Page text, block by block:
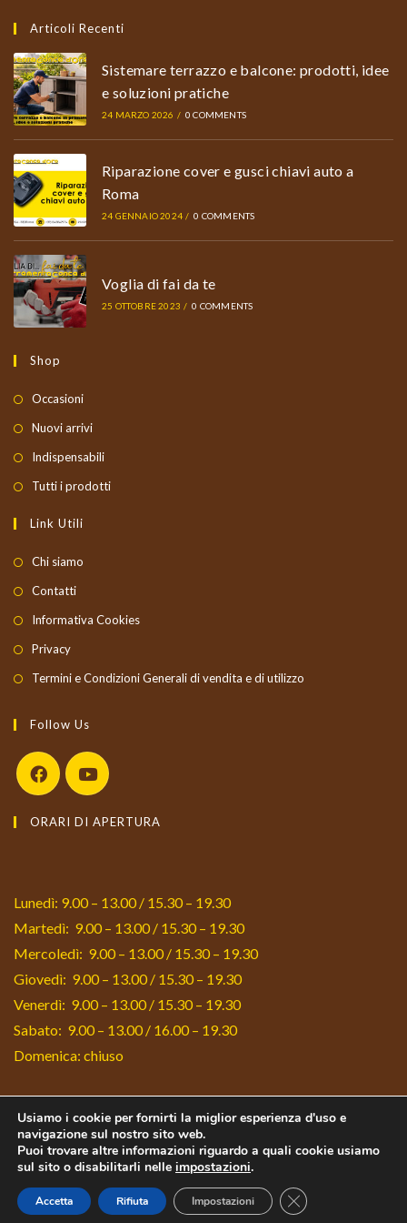
Articoli Recenti
Sistemare terrazzo e balcone: prodotti, idee
e soluzioni pratiche
24 MARZO 2026 / 0 COMMENTS
Riparazione cover e gusci chiavi auto a
Roma
24 GENNAIO 2024 / 0 COMMENTS
Voglia di fai da te
25 OTTOBRE 2023 / 0 COMMENTS
Shop
Occasioni
Nuovi arrivi
Indispensabili
Tutti i prodotti
Link Utili
Chi siamo
Contatti
Informativa Cookies
Privacy
Termini e Condizioni Generali di vendita e di utilizzo
Follow Us
in
tab
in
tab
ORARI DI APERTURA
Lunedì: 9.00 – 13.00 / 15.30 – 19.30
Martedì: 9.00 – 13.00 / 15.30 – 19.30
Mercoledì: 9.00 – 13.00 / 15.30 – 19.30
Giovedì: 9.00 – 13.00 / 15.30 – 19.30
Venerdì: 9.00 – 13.00 / 15.30 – 19.30
Sabato: 9.00 – 13.00 / 16.00 – 19.30
Domenica: chiuso
Ferramenta Conca d'Oro srl © Copyright 2023 All Rights Reserved | P.Iva:
01733461006 | Website powered by TZ Comunicazione srl
Usiamo i cookie per fornirti la miglior esperienza d'uso e
navigazione sul nostro sito web.
Puoi trovare altre informazioni riguardo a quali cookie usiamo
sul sito o disabilitarli nelle impostazioni.
Accetta Rifiuta Impostazioni Close GDPR